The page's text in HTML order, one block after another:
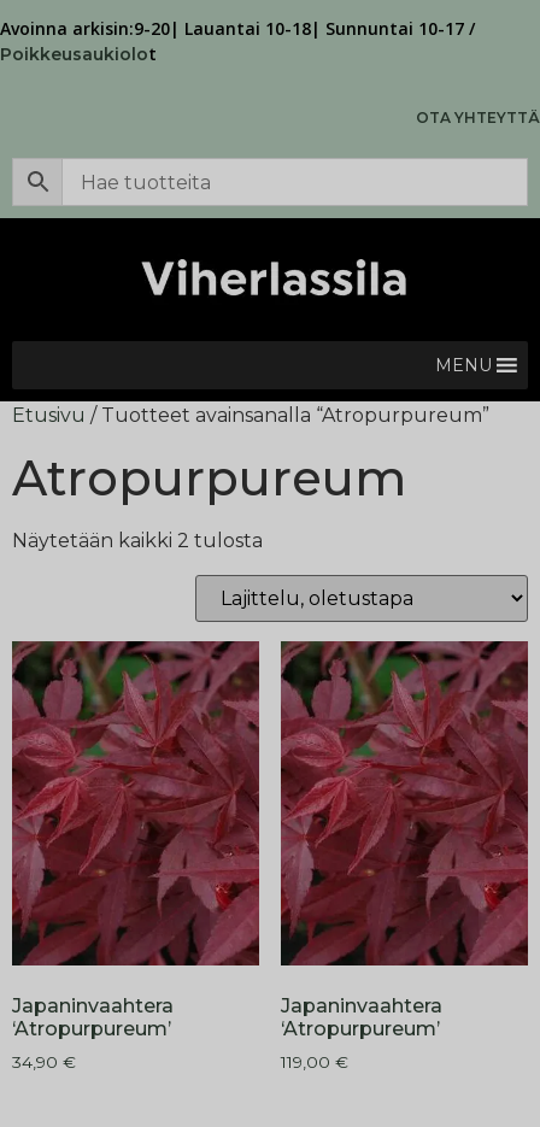
Avoinna arkisin:9-20| Lauantai 10-18| Sunnuntai 10-17 /
Poikkeusaukiolot
OTA YHTEYTTÄ
MENU
Etusivu / Tuotteet avainsanalla “Atropurpureum”
Atropurpureum
Näytetään kaikki 2 tulosta
Japaninvaahtera
‘Atropurpureum’
34,90 €
Japaninvaahtera
‘Atropurpureum’
119,00 €